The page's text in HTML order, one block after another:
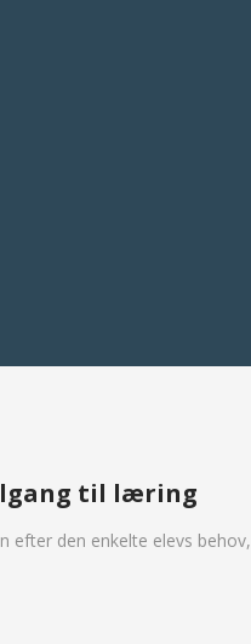
til læring
efter den enkelte elevs behov,